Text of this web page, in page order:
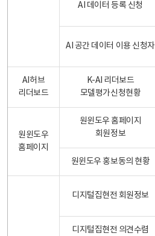
AI 데이터 등록 신청
AI 공간 데이터 이용 신청자
AI허브
리더보드
K-AI 리더보드
모델평가신청현황
원윈도우
홈페이지
원윈도우 홈페이지
회원정보
원윈도우 홍보동의 현황
디지털집현전 회원정보
디지털집현전 의견수렴